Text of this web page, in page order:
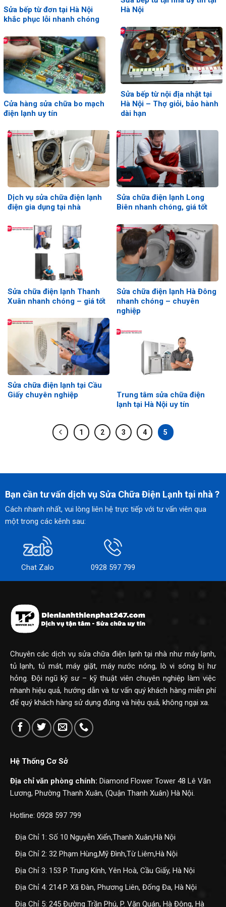
Hà Nội
Sửa bếp từ đơn tại Hà Nội
khắc phục lỗi nhanh chóng
Sửa bếp từ nội địa nhật tại
Hà Nội – Thợ giỏi, bảo hành
dài hạn
Cửa hàng sửa chữa bo mạch
điện lạnh uy tín
Dịch vụ sửa chữa điện lạnh
điện gia dụng tại nhà
Sửa chữa điện lạnh Long
Biên nhanh chóng, giá tốt
Sửa chữa điện lạnh Thanh
Xuân nhanh chóng – giá tốt
Sửa chữa điện lạnh Hà Đông
nhanh chóng – chuyên
nghiệp
Sửa chữa điện lạnh tại Cầu
Giấy chuyên nghiệp
Trung tâm sửa chữa điện
lạnh tại Hà Nội uy tín
1 2 3 4 5
Bạn cần tư vấn dịch vụ Sửa Chữa Điện Lạnh tại nhà ?
Cách nhanh nhất, vui lòng liên hệ trực tiếp với tư vấn viên qua
một trong các kênh sau:
Chat Zalo 0928 597 799
Chuyên các dịch vụ sửa chữa điện lạnh tại nhà như máy lạnh,
tủ lạnh, tủ mát, máy giặt, máy nước nóng, lò vi sóng bị hư
hỏng. Đội ngũ kỹ sư – kỹ thuật viên chuyên nghiệp làm việc
nhanh hiệu quả, hướng dẫn và tư vấn quý khách hàng miễn phí
để quý khách hàng sử dụng đúng và hiệu quả, không ngại xa.
Hệ Thống Cơ Sở
Địa chỉ văn phòng chính: Diamond Flower Tower 48 Lê Văn
Lương, Phường Thanh Xuân, (Quận Thanh Xuân) Hà Nội.
Hotline: 0928 597 799
Địa Chỉ 1: Số 10 Nguyễn Xiển,Thanh Xuân,Hà Nội
Địa Chỉ 2: 32 Phạm Hùng,Mỹ Đình,Từ Liêm,Hà Nội
Địa Chỉ 3: 153 P. Trung Kính, Yên Hoà, Cầu Giấy, Hà Nội
Địa Chỉ 4: 214 P. Xã Đàn, Phương Liên, Đống Đa, Hà Nội
Địa Chỉ 5: 245 Đường Trần Phú, P. Văn Quán, Hà Đông, Hà